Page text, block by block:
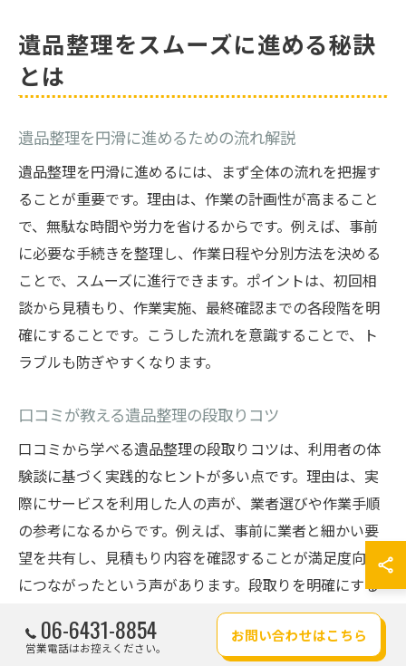
遺品整理をスムーズに進める秘訣
とは
遺品整理を円滑に進めるための流れ解説
遺品整理を円滑に進めるには、まず全体の流れを把握す
ることが重要です。理由は、作業の計画性が高まること
で、無駄な時間や労力を省けるからです。例えば、事前
に必要な手続きを整理し、作業日程や分別方法を決める
ことで、スムーズに進行できます。ポイントは、初回相
談から見積もり、作業実施、最終確認までの各段階を明
確にすることです。こうした流れを意識することで、ト
ラブルも防ぎやすくなります。
口コミが教える遺品整理の段取りコツ
口コミから学べる遺品整理の段取りコツは、利用者の体
験談に基づく実践的なヒントが多い点です。理由は、実
際にサービスを利用した人の声が、業者選びや作業手順
の参考になるからです。例えば、事前に業者と細かい要
望を共有し、見積もり内容を確認することが満足度向上
につながったという声があります。段取りを明確にする
ことで、後悔のない遺品整理が実現できます。
06-6431-8854
営業電話はお控えください。
お問い合わせはこちら